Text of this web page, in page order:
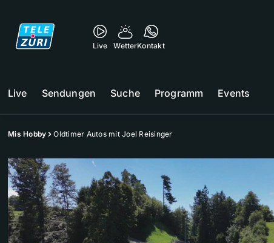
Live WetterKontakt
Live Sendungen Suche Programm Events
Mis Hobby Oldtimer Autos mit Joel Reisinger